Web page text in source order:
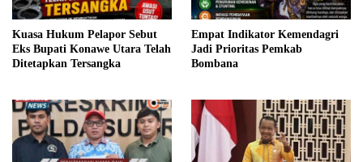
Kuasa Hukum Pelapor Sebut
Eks Bupati Konawe Utara Telah
Ditetapkan Tersangka
Empat Indikator Kemendagri
Jadi Prioritas Pemkab
Bombana